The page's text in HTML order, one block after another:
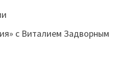
с Виталием Задворным